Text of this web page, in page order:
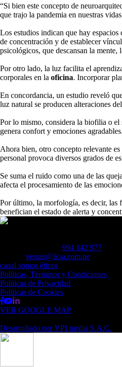
“Si bien este concepto de
que trajo la pandemia en nuestras
Los estudios indican que hay espacios
de concentración y de establecer
psicológicos, que descansan la
Por otro lado, la luz facilita el
corporales en la oficina. Incorporar
En concordancia, un estudio reveló
luz natural se producen alteraciones
Por lo mismo, considera la biofilia o el
genera confort y emociones agradables.
Ahora bien, otro concepto relevante
personal provoca diversos grados de
Se suma el ruido como una de las
afecta el procesamiento de las
Por último, la morfología, es decir, las
benefician el estado de alerta y
994 142 977
ventas@iksa.com.pe
canal somos éticos
Políticas, Términos y Condiciones
Políticas de Privacidad
Políticas de Cookies
VER GOOGLE MAP
Desarrollado porVPI media S.A.C.